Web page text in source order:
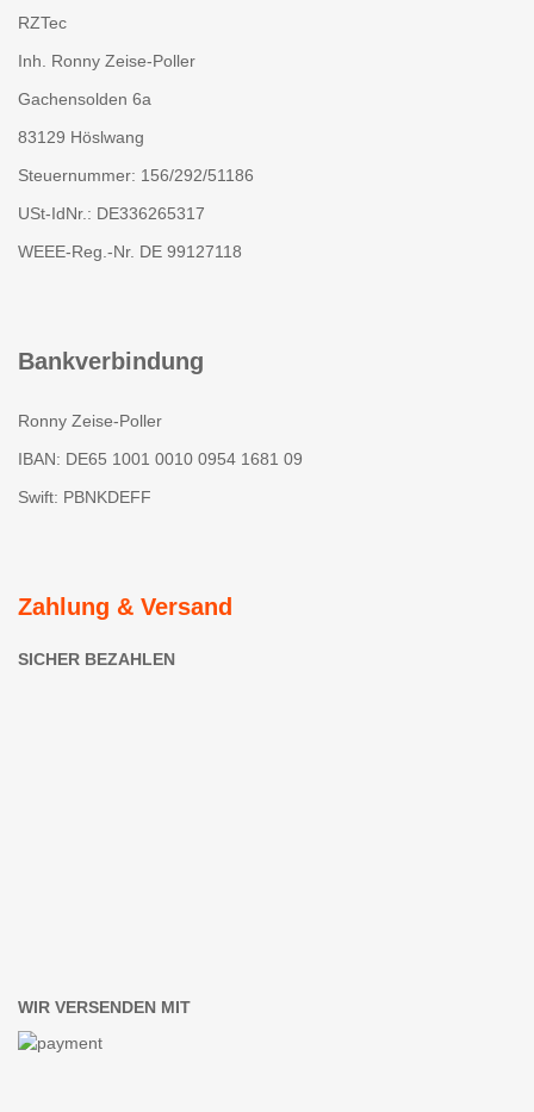
RZTec
Inh. Ronny Zeise-Poller
Gachensolden 6a
83129 Höslwang
Steuernummer: 156/292/51186
USt-IdNr.: DE336265317
WEEE-Reg.-Nr. DE 99127118
Bankverbindung
Ronny Zeise-Poller
IBAN: DE65 1001 0010 0954 1681 09
Swift: PBNKDEFF
Zahlung & Versand
SICHER BEZAHLEN
WIR VERSENDEN MIT